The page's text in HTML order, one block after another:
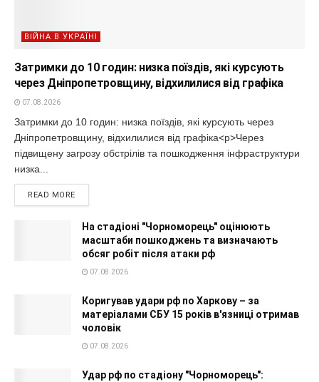
ВІЙНА В УКРАЇНІ
Затримки до 10 годин: низка поїздів, які курсують
через Дніпропетровщину, відхилилися від графіка
07.08.2026
Затримки до 10 годин: низка поїздів, які курсують через
Дніпропетровщину, відхилилися від графіка<p>Через
підвищену загрозу обстрілів та пошкодження інфраструктури
низка...
READ MORE
На стадіоні "Чорноморець" оцінюють
масштаби пошкоджень та визначають
обсяг робіт після атаки рф
07.08.2026
Коригував удари рф по Харкову – за
матеріалами СБУ 15 років в'язниці отримав
чоловік
07.08.2026
Удар рф по стадіону "Чорноморець":